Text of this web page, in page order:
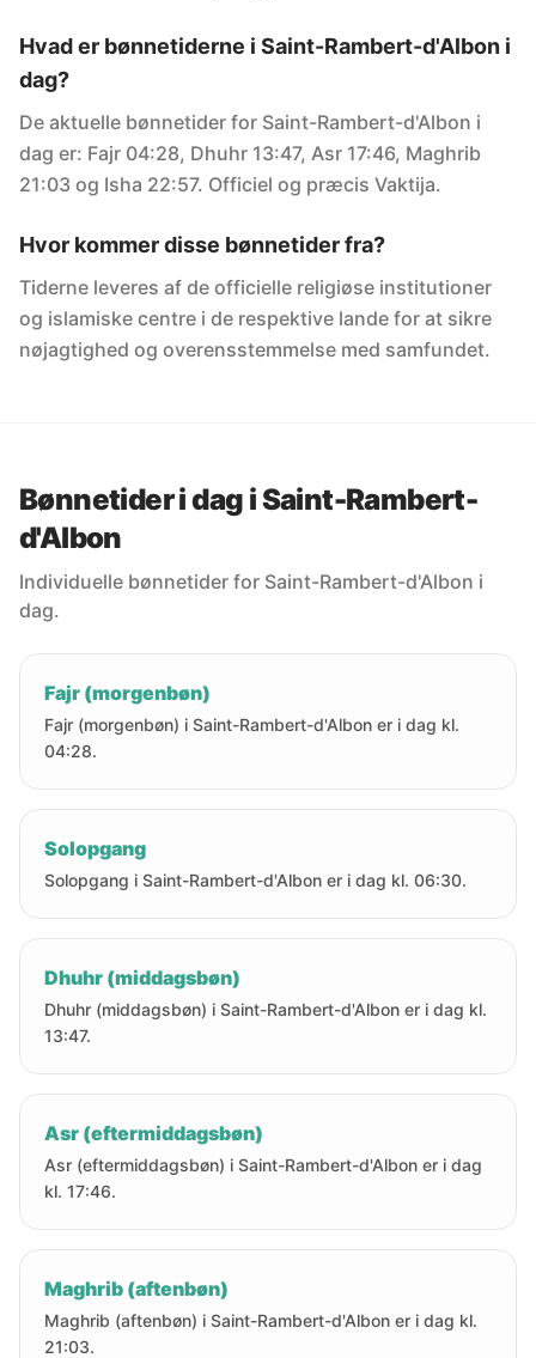
Hvad er bønnetiderne i Saint-Rambert-d'Albon i
dag?
De aktuelle bønnetider for Saint-Rambert-d'Albon i
dag er: Fajr 04:28, Dhuhr 13:47, Asr 17:46, Maghrib
21:03 og Isha 22:57. Officiel og præcis Vaktija.
Hvor kommer disse bønnetider fra?
Tiderne leveres af de officielle religiøse institutioner
og islamiske centre i de respektive lande for at sikre
nøjagtighed og overensstemmelse med samfundet.
Bønnetider i dag i Saint-Rambert-
d'Albon
Individuelle bønnetider for Saint-Rambert-d'Albon i
dag.
Fajr (morgenbøn)
Fajr (morgenbøn) i Saint-Rambert-d'Albon er i dag kl.
04:28.
Solopgang
Solopgang i Saint-Rambert-d'Albon er i dag kl. 06:30.
Dhuhr (middagsbøn)
Dhuhr (middagsbøn) i Saint-Rambert-d'Albon er i dag kl.
13:47.
Asr (eftermiddagsbøn)
Asr (eftermiddagsbøn) i Saint-Rambert-d'Albon er i dag
kl. 17:46.
Maghrib (aftenbøn)
Maghrib (aftenbøn) i Saint-Rambert-d'Albon er i dag kl.
21:03.